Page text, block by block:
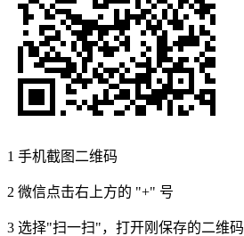
1 手机截图二维码
2 微信点击右上方的 "+" 号
3 选择"扫一扫"，打开刚保存的二维码